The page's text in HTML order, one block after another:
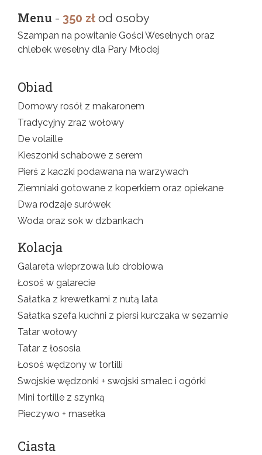
Menu - 350 zł od osoby
Szampan na powitanie Gości Weselnych oraz
chlebek weselny dla Pary Młodej
Obiad
Domowy rosół z makaronem
Tradycyjny zraz wołowy
De volaille
Kieszonki schabowe z serem
Pierś z kaczki podawana na warzywach
Ziemniaki gotowane z koperkiem oraz opiekane
Dwa rodzaje surówek
Woda oraz sok w dzbankach
Kolacja
Galareta wieprzowa lub drobiowa
Łosoś w galarecie
Sałatka z krewetkami z nutą lata
Sałatka szefa kuchni z piersi kurczaka w sezamie
Tatar wołowy
Tatar z łososia
Łosoś wędzony w tortilli
Swojskie wędzonki + swojski smalec i ogórki
Mini tortille z szynką
Pieczywo + masełka
Ciasta